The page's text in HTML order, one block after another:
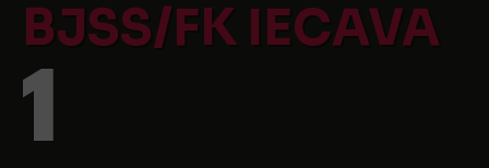
BJSS/FK IECAVA
1